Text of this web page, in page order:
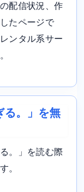
配信状況、作
たページで
ンタル系サー
る。」を無
。」を読む際
。